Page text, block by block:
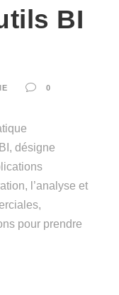
BI
0
désigne
l’analyse et
pour prendre